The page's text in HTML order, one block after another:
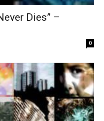
Dies” –
0